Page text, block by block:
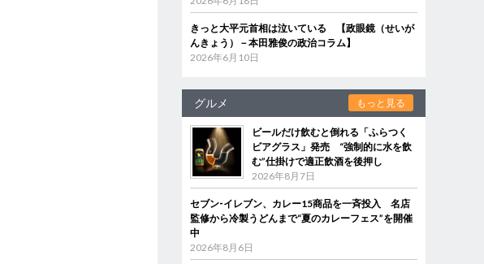
きっと大平元首相は泣いている 【政眼鏡（せいが
んきょう）－本田雅俊の政治コラム】
2026年6月10日
グルメ もっと見る
ビールだけ飲むと倒れる「ふらつく
ビアグラス」発売 “強制的に水を飲
む”仕掛けで適正飲酒を後押し
2026年8月7日
セブン‐イレブン、カレー15商品を一斉投入 名店
監修から冷製うどんまで“夏のカレーフェス”を開催
中
2026年8月6日